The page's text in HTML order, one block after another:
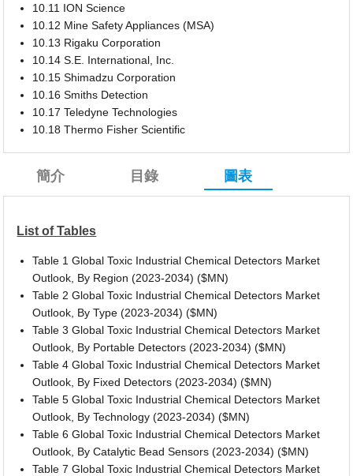
10.11 ION Science
10.12 Mine Safety Appliances (MSA)
10.13 Rigaku Corporation
10.14 S.E. International, Inc.
10.15 Shimadzu Corporation
10.16 Smiths Detection
10.17 Teledyne Technologies
10.18 Thermo Fisher Scientific
簡介 目錄 圖表
List of Tables
Table 1 Global Toxic Industrial Chemical Detectors Market
Outlook, By Region (2023-2034) ($MN)
Table 2 Global Toxic Industrial Chemical Detectors Market
Outlook, By Type (2023-2034) ($MN)
Table 3 Global Toxic Industrial Chemical Detectors Market
Outlook, By Portable Detectors (2023-2034) ($MN)
Table 4 Global Toxic Industrial Chemical Detectors Market
Outlook, By Fixed Detectors (2023-2034) ($MN)
Table 5 Global Toxic Industrial Chemical Detectors Market
Outlook, By Technology (2023-2034) ($MN)
Table 6 Global Toxic Industrial Chemical Detectors Market
Outlook, By Catalytic Bead Sensors (2023-2034) ($MN)
Table 7 Global Toxic Industrial Chemical Detectors Market